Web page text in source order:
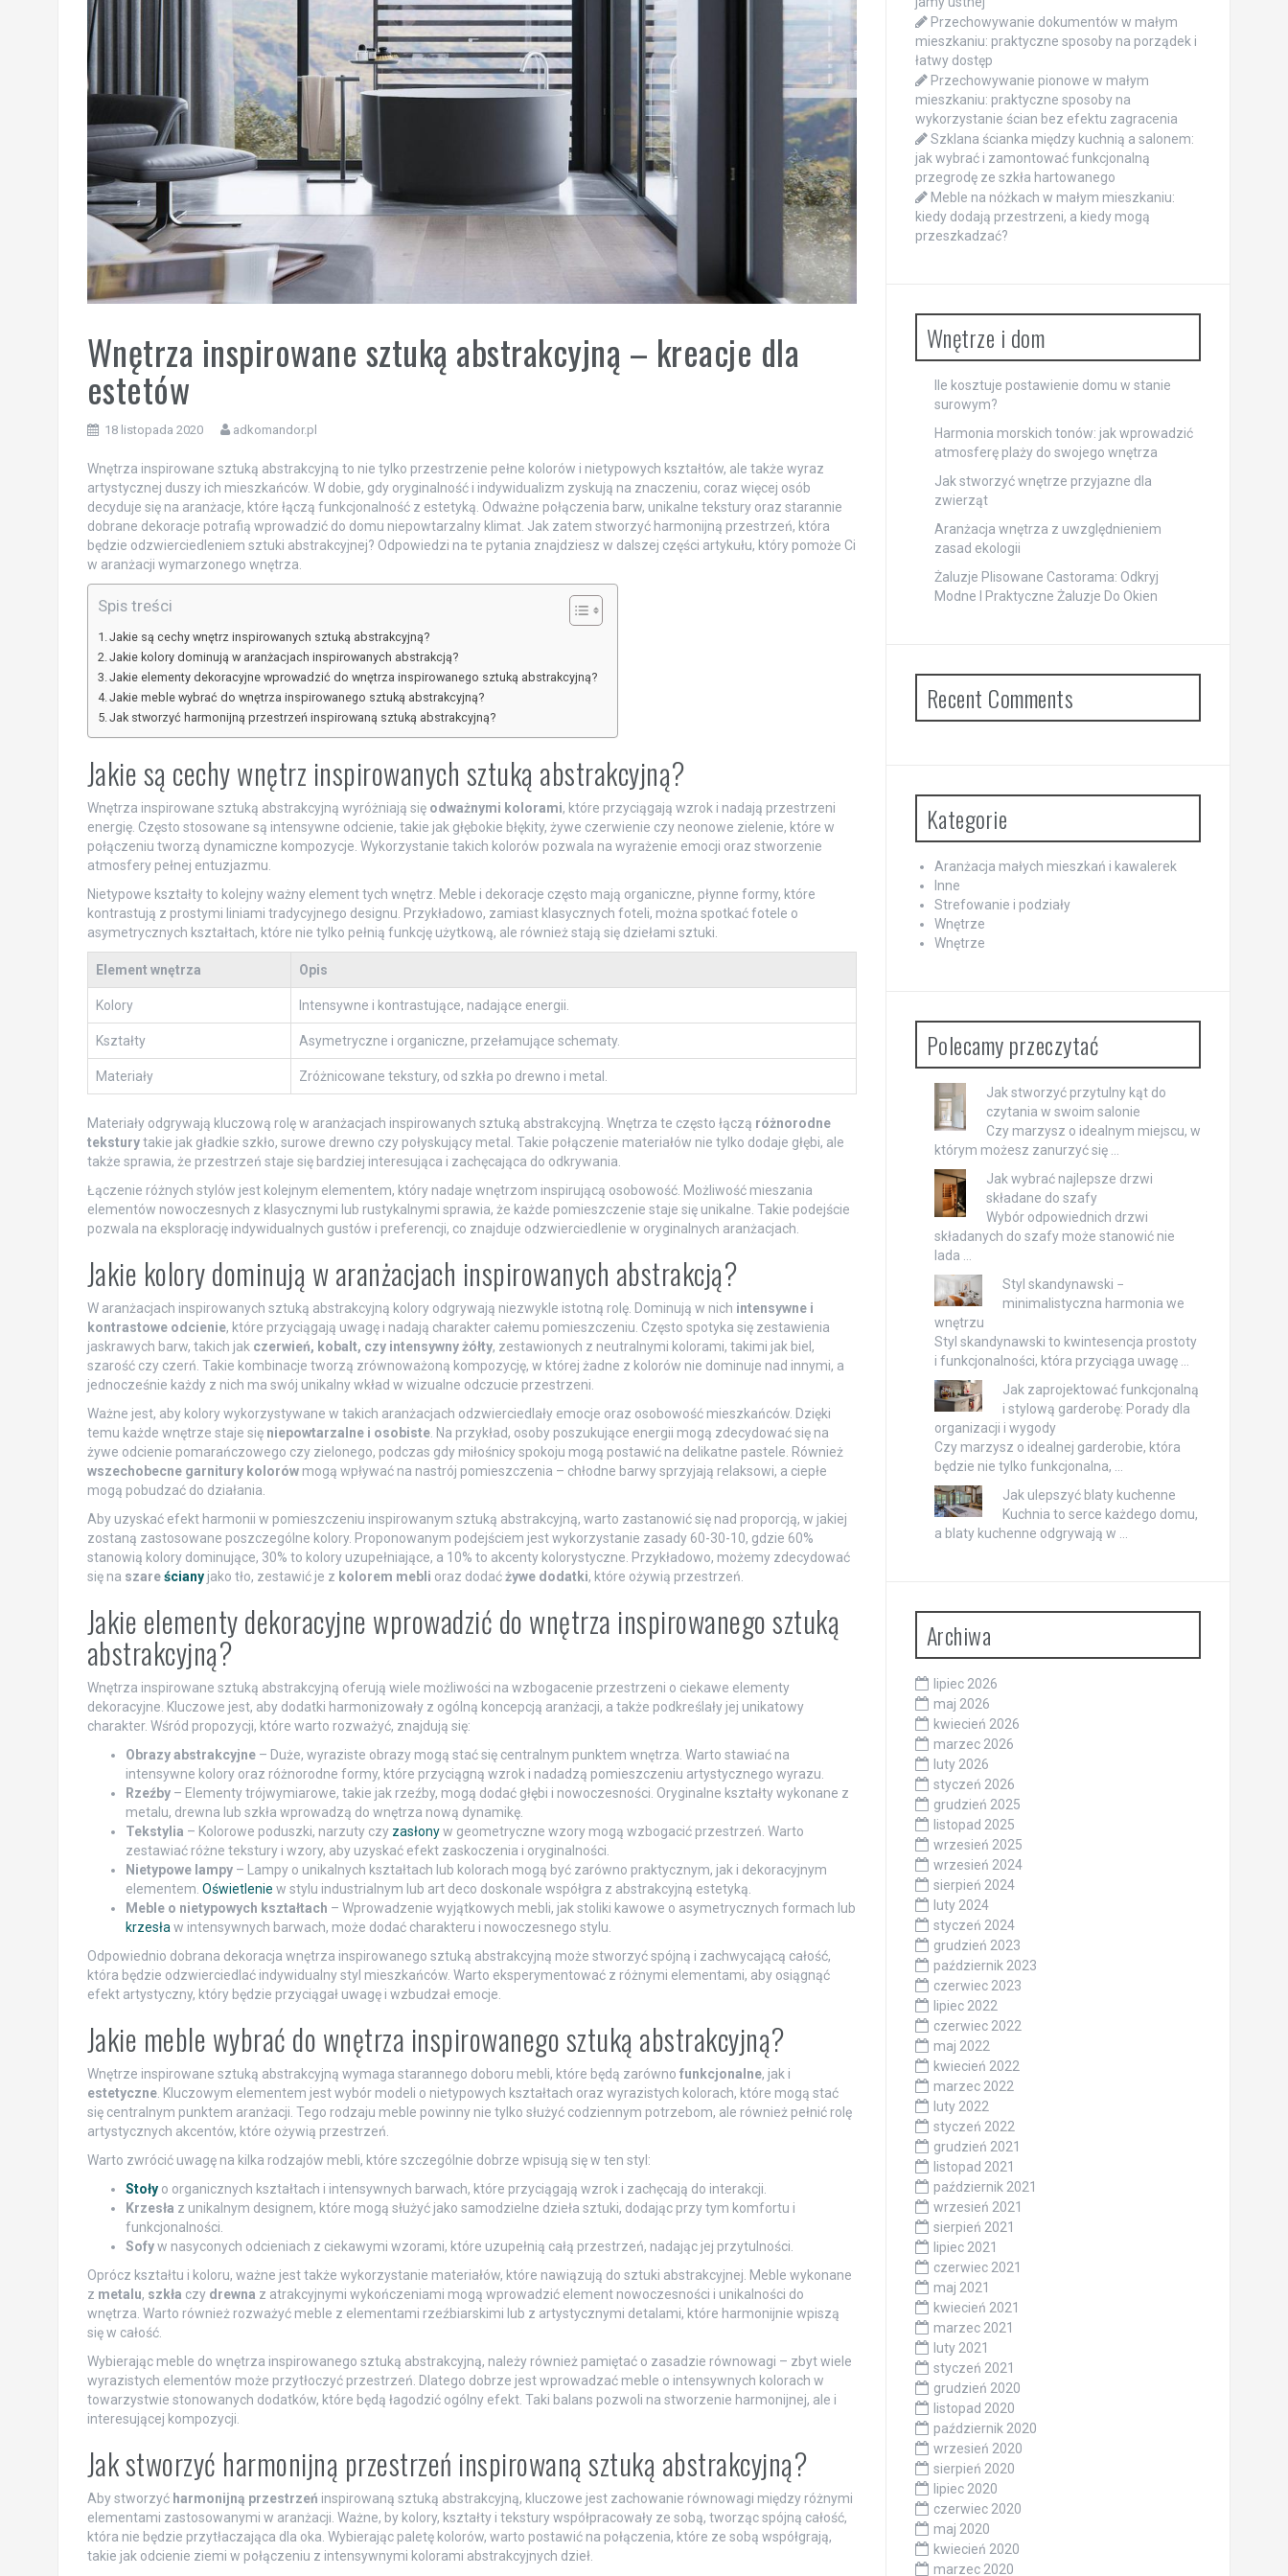
Wnętrza inspirowane sztuką abstrakcyjną – kreacje dla
estetów
18 listopada 2020 adkomandor.pl
Wnętrza inspirowane sztuką abstrakcyjną to nie tylko przestrzenie pełne kolorów i nietypowych kształtów, ale także wyraz
artystycznej duszy ich mieszkańców. W dobie, gdy oryginalność i indywidualizm zyskują na znaczeniu, coraz więcej osób
decyduje się na aranżacje, które łączą funkcjonalność z estetyką. Odważne połączenia barw, unikalne tekstury oraz starannie
dobrane dekoracje potrafią wprowadzić do domu niepowtarzalny klimat. Jak zatem stworzyć harmonijną przestrzeń, która
będzie odzwierciedleniem sztuki abstrakcyjnej? Odpowiedzi na te pytania znajdziesz w dalszej części artykułu, który pomoże Ci
w aranżacji wymarzonego wnętrza.
Spis treści
Jakie są cechy wnętrz inspirowanych sztuką abstrakcyjną?
Jakie kolory dominują w aranżacjach inspirowanych abstrakcją?
Jakie elementy dekoracyjne wprowadzić do wnętrza inspirowanego sztuką abstrakcyjną?
Jakie meble wybrać do wnętrza inspirowanego sztuką abstrakcyjną?
Jak stworzyć harmonijną przestrzeń inspirowaną sztuką abstrakcyjną?
Jakie są cechy wnętrz inspirowanych sztuką abstrakcyjną?
Wnętrza inspirowane sztuką abstrakcyjną wyróżniają się odważnymi kolorami, które przyciągają wzrok i nadają przestrzeni
energię. Często stosowane są intensywne odcienie, takie jak głębokie błękity, żywe czerwienie czy neonowe zielenie, które w
połączeniu tworzą dynamiczne kompozycje. Wykorzystanie takich kolorów pozwala na wyrażenie emocji oraz stworzenie
atmosfery pełnej entuzjazmu.
Nietypowe kształty to kolejny ważny element tych wnętrz. Meble i dekoracje często mają organiczne, płynne formy, które
kontrastują z prostymi liniami tradycyjnego designu. Przykładowo, zamiast klasycznych foteli, można spotkać fotele o
asymetrycznych kształtach, które nie tylko pełnią funkcję użytkową, ale również stają się dziełami sztuki.
Element wnętrza Opis
Kolory Intensywne i kontrastujące, nadające energii.
Kształty Asymetryczne i organiczne, przełamujące schematy.
Materiały Zróżnicowane tekstury, od szkła po drewno i metal.
Materiały odgrywają kluczową rolę w aranżacjach inspirowanych sztuką abstrakcyjną. Wnętrza te często łączą różnorodne
teksturytakie jak gładkie szkło, surowe drewno czy połyskujący metal. Takie połączenie materiałów nie tylko dodaje głębi, ale
także sprawia, że przestrzeń staje się bardziej interesująca i zachęcająca do odkrywania.
Łączenie różnych stylów jest kolejnym elementem, który nadaje wnętrzom inspirującą osobowość. Możliwość mieszania
elementów nowoczesnych z klasycznymi lub rustykalnymi sprawia, że każde pomieszczenie staje się unikalne. Takie podejście
pozwala na eksplorację indywidualnych gustów i preferencji, co znajduje odzwierciedlenie w oryginalnych aranżacjach.
Jakie kolory dominują w aranżacjach inspirowanych abstrakcją?
W aranżacjach inspirowanych sztuką abstrakcyjną kolory odgrywają niezwykle istotną rolę. Dominują w nich intensywne i
kontrastowe odcienie, które przyciągają uwagę i nadają charakter całemu pomieszczeniu. Często spotyka się zestawienia
jaskrawych barw, takich jak czerwień, kobalt, czy intensywny żółty, zestawionych z neutralnymi kolorami, takimi jak biel,
szarość czy czerń. Takie kombinacje tworzą zrównoważoną kompozycję, w której żadne z kolorów nie dominuje nad innymi, a
jednocześnie każdy z nich ma swój unikalny wkład w wizualne odczucie przestrzeni.
Ważne jest, aby kolory wykorzystywane w takich aranżacjach odzwierciedlały emocje oraz osobowość mieszkańców. Dzięki
temu każde wnętrze staje się niepowtarzalne i osobiste. Na przykład, osoby poszukujące energii mogą zdecydować się na
żywe odcienie pomarańczowego czy zielonego, podczas gdy miłośnicy spokoju mogą postawić na delikatne pastele. Również
wszechobecne garnitury kolorówmogą wpływać na nastrój pomieszczenia – chłodne barwy sprzyjają relaksowi, a ciepłe
mogą pobudzać do działania.
Aby uzyskać efekt harmonii w pomieszczeniu inspirowanym sztuką abstrakcyjną, warto zastanowić się nad proporcją, w jakiej
zostaną zastosowane poszczególne kolory. Proponowanym podejściem jest wykorzystanie zasady 60-30-10, gdzie 60%
stanowią kolory dominujące, 30% to kolory uzupełniające, a 10% to akcenty kolorystyczne. Przykładowo, możemy zdecydować
się na szareścianyjako tło, zestawić je z kolorem mebli oraz dodaćżywe dodatki, które ożywią przestrzeń.
Jakie elementy dekoracyjne wprowadzić do wnętrza inspirowanego sztuką
abstrakcyjną?
Wnętrza inspirowane sztuką abstrakcyjną oferują wiele możliwości na wzbogacenie przestrzeni o ciekawe elementy
dekoracyjne. Kluczowe jest, aby dodatki harmonizowały z ogólną koncepcją aranżacji, a także podkreślały jej unikatowy
charakter. Wśród propozycji, które warto rozważyć, znajdują się:
Obrazy abstrakcyjne– Duże, wyraziste obrazy mogą stać się centralnym punktem wnętrza. Warto stawiać na
intensywne kolory oraz różnorodne formy, które przyciągną wzrok i nadadzą pomieszczeniu artystycznego wyrazu.
Rzeźby– Elementy trójwymiarowe, takie jak rzeźby, mogą dodać głębi i nowoczesności. Oryginalne kształty wykonane z
metalu, drewna lub szkła wprowadzą do wnętrza nową dynamikę.
Tekstylia – Kolorowe poduszki, narzuty czy zasłonyw geometryczne wzory mogą wzbogacić przestrzeń. Warto
zestawiać różne tekstury i wzory, aby uzyskać efekt zaskoczenia i oryginalności.
Nietypowe lampy– Lampy o unikalnych kształtach lub kolorach mogą być zarówno praktycznym, jak i dekoracyjnym
elementem. Oświetlenie w stylu industrialnym lub art deco doskonale współgra z abstrakcyjną estetyką.
Meble o nietypowych kształtach – Wprowadzenie wyjątkowych mebli, jak stoliki kawowe o asymetrycznych formach lub
krzesła w intensywnych barwach, może dodać charakteru i nowoczesnego stylu.
Odpowiednio dobrana dekoracja wnętrza inspirowanego sztuką abstrakcyjną może stworzyć spójną i zachwycającą całość,
która będzie odzwierciedlać indywidualny styl mieszkańców. Warto eksperymentować z różnymi elementami, aby osiągnąć
efekt artystyczny, który będzie przyciągał uwagę i wzbudzał emocje.
Jakie meble wybrać do wnętrza inspirowanego sztuką abstrakcyjną?
Wnętrze inspirowane sztuką abstrakcyjną wymaga starannego doboru mebli, które będą zarówno funkcjonalne, jak i
estetyczne. Kluczowym elementem jest wybór modeli o nietypowych kształtach oraz wyrazistych kolorach, które mogą stać
się centralnym punktem aranżacji. Tego rodzaju meble powinny nie tylko służyć codziennym potrzebom, ale również pełnić rolę
artystycznych akcentów, które ożywią przestrzeń.
Warto zwrócić uwagę na kilka rodzajów mebli, które szczególnie dobrze wpisują się w ten styl:
Stołyo organicznych kształtach i intensywnych barwach, które przyciągają wzrok i zachęcają do interakcji.
Krzesła z unikalnym designem, które mogą służyć jako samodzielne dzieła sztuki, dodając przy tym komfortu i
funkcjonalności.
Sofyw nasyconych odcieniach z ciekawymi wzorami, które uzupełnią całą przestrzeń, nadając jej przytulności.
Oprócz kształtu i koloru, ważne jest także wykorzystanie materiałów, które nawiązują do sztuki abstrakcyjnej. Meble wykonane
z metalu, szkła czy drewna z atrakcyjnymi wykończeniami mogą wprowadzić element nowoczesności i unikalności do
wnętrza. Warto również rozważyć meble z elementami rzeźbiarskimi lub z artystycznymi detalami, które harmonijnie wpiszą
się w całość.
Wybierając meble do wnętrza inspirowanego sztuką abstrakcyjną, należy również pamiętać o zasadzie równowagi – zbyt wiele
wyrazistych elementów może przytłoczyć przestrzeń. Dlatego dobrze jest wprowadzać meble o intensywnych kolorach w
towarzystwie stonowanych dodatków, które będą łagodzić ogólny efekt. Taki balans pozwoli na stworzenie harmonijnej, ale i
interesującej kompozycji.
Jak stworzyć harmonijną przestrzeń inspirowaną sztuką abstrakcyjną?
Aby stworzyć harmonijną przestrzeń inspirowaną sztuką abstrakcyjną, kluczowe jest zachowanie równowagi między różnymi
elementami zastosowanymi w aranżacji. Ważne, by kolory, kształty i tekstury współpracowały ze sobą, tworząc spójną całość,
która nie będzie przytłaczająca dla oka. Wybierając paletę kolorów, warto postawić na połączenia, które ze sobą współgrają,
takie jak odcienie ziemi w połączeniu z intensywnymi kolorami abstrakcyjnych dzieł.
Przechowywanie dokumentów w małym
mieszkaniu: praktyczne sposoby na porządek i
łatwy dostęp
Przechowywanie pionowe w małym
mieszkaniu: praktyczne sposoby na
wykorzystanie ścian bez efektu zagracenia
Szklana ścianka między kuchnią a salonem:
jak wybrać i zamontować funkcjonalną
przegrodę ze szkła hartowanego
Meble na nóżkach w małym mieszkaniu:
kiedy dodają przestrzeni, a kiedy mogą
przeszkadzać?
Wnętrze i dom
Ile kosztuje postawienie domu w stanie
surowym?
Harmonia morskich tonów: jak wprowadzić
atmosferę plaży do swojego wnętrza
Jak stworzyć wnętrze przyjazne dla
zwierząt
Aranżacja wnętrza z uwzględnieniem
zasad ekologii
Żaluzje Plisowane Castorama: Odkryj
Modne I Praktyczne Żaluzje Do Okien
Recent Comments
Kategorie
Aranżacja małych mieszkań i kawalerek
Inne
Strefowanie i podziały
Wnętrze
Wnętrze
Polecamy przeczytać
Jak stworzyć przytulny kąt do
czytania w swoim salonie
Czy marzysz o idealnym miejscu, w
którym możesz zanurzyć się …
Jak wybrać najlepsze drzwi
składane do szafy
Wybór odpowiednich drzwi
składanych do szafy może stanowić nie
lada …
Styl skandynawski −
minimalistyczna harmonia we
wnętrzu
Styl skandynawski to kwintesencja prostoty
i funkcjonalności, która przyciąga uwagę …
Jak zaprojektować funkcjonalną
i stylową garderobę: Porady dla
organizacji i wygody
Czy marzysz o idealnej garderobie, która
będzie nie tylko funkcjonalna, …
Jak ulepszyć blaty kuchenne
Kuchnia to serce każdego domu,
a blaty kuchenne odgrywają w …
Archiwa
lipiec 2026
maj 2026
kwiecień 2026
marzec 2026
luty 2026
styczeń 2026
grudzień 2025
listopad 2025
wrzesień 2025
wrzesień 2024
sierpień 2024
luty 2024
styczeń 2024
grudzień 2023
październik 2023
czerwiec 2023
lipiec 2022
czerwiec 2022
maj 2022
kwiecień 2022
marzec 2022
luty 2022
styczeń 2022
grudzień 2021
listopad 2021
październik 2021
wrzesień 2021
sierpień 2021
lipiec 2021
czerwiec 2021
maj 2021
kwiecień 2021
marzec 2021
luty 2021
styczeń 2021
grudzień 2020
listopad 2020
październik 2020
wrzesień 2020
sierpień 2020
lipiec 2020
czerwiec 2020
maj 2020
kwiecień 2020
marzec 2020